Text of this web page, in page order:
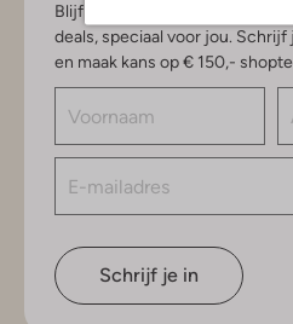
Blijf op de hoogte van de
deals, speciaal voor jou.
en maak kans op € 150,-
Schrijf je in